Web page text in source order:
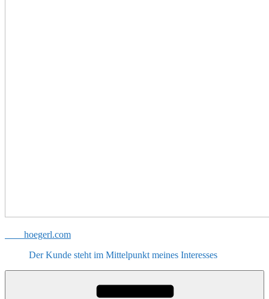
hoegerl.com
Der Kunde steht im Mittelpunkt meines Interesses